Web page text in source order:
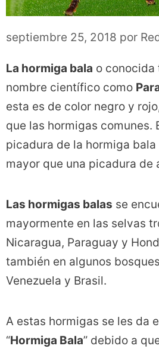
septiembre 25, 2018 por
La hormiga bala o conocida
nombre científico como
esta es de color negro y
que las hormigas comunes.
picadura de la hormiga bala
mayor que una picadura de
Las hormigas balas se
mayormente en las selvas
Nicaragua, Paraguay y
también en algunos
Venezuela y Brasil.
A estas hormigas se les da
“Hormiga Bala” debido a